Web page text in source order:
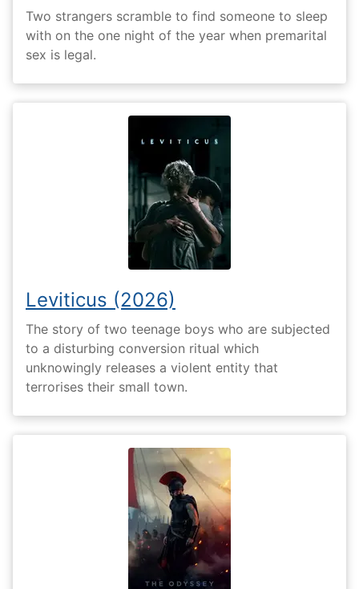
Two strangers scramble to find someone to sleep
with on the one night of the year when premarital
sex is legal.
Leviticus (2026)
The story of two teenage boys who are subjected
to a disturbing conversion ritual which
unknowingly releases a violent entity that
terrorises their small town.